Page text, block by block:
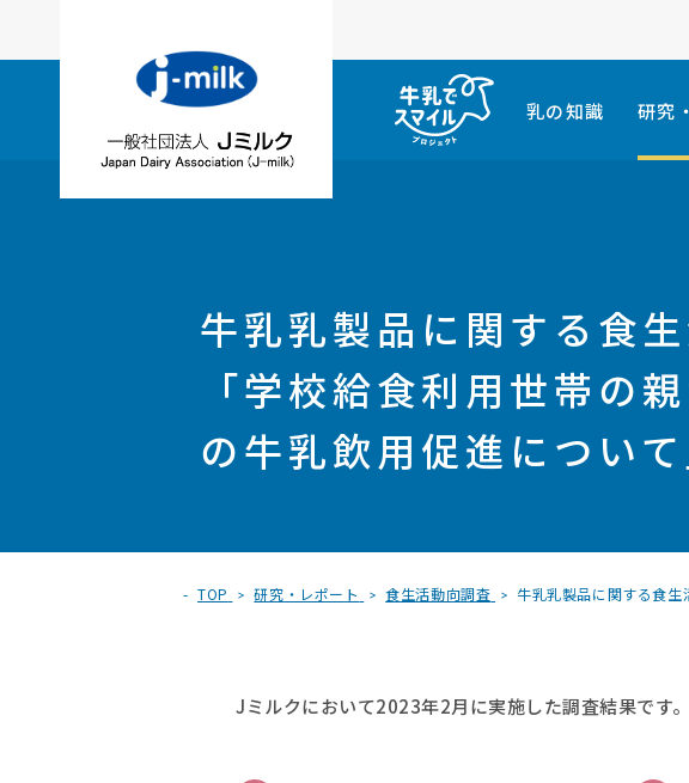
乳の知識 研究
牛乳乳製品に関する食
「学校給食利用世帯の
の牛乳飲用促進について
TOP 研究・レポート 食生活動向調査 牛乳乳製品に関する食生
Jミルクにおいて2023年2月に実施した調査結果です。